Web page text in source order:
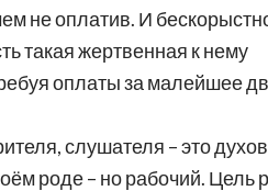
не оплатив. И
такая жертвенная к нему
оплаты за малейшее
слушателя – это
роде – но рабочий. Цель